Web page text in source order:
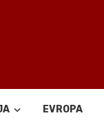
EVROPA